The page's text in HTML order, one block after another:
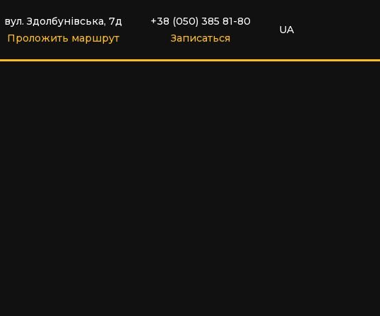
вул. Здолбунівська, 7д
Проложить маршрут
+38 (050) 385 81-80
Записаться
UA